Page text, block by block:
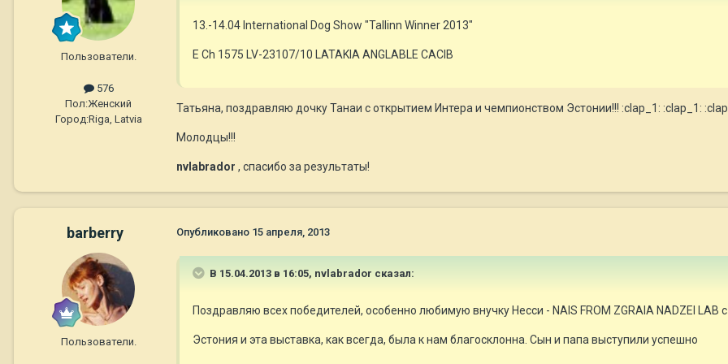
Пользователи.
576
Пол:Женский
Город:Riga, Latvia
13.-14.04 International Dog Show "Tallinn Winner 2013"
E Ch 1575 LV-23107/10 LATAKIA ANGLABLE CACIB
Татьяна, поздравляю дочку Танаи с открытием Интера и чемпионством Эстонии!!! :clap_1: :clap_1:
Молодцы!!!
nvlabrador , спасибо за результаты!
barberry
Пользователи.
Опубликовано 15 апреля, 2013
В 15.04.2013 в 16:05, nvlabrador сказал:
Поздравляю всех победителей, особенно любимую внучку Несси - NAIS FROM ZGRAIA NADZEI LAB
Эстония и эта выставка, как всегда, была к нам благосклонна. Сын и папа выступили успешно